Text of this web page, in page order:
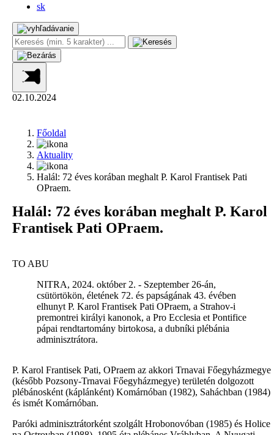
sk
02.10.2024
Főoldal
Aktuality
Halál: 72 éves korában meghalt P. Karol Frantisek Pati
OPraem.
Halál: 72 éves korában meghalt P. Karol
Frantisek Pati OPraem.
TO ABU
NITRA, 2024. október 2. - Szeptember 26-án,
csütörtökön, életének 72. és papságának 43. évében
elhunyt P. Karol Frantisek Pati OPraem, a Strahov-i
premontrei királyi kanonok, a Pro Ecclesia et Pontifice
pápai rendtartomány birtokosa, a dubníki plébánia
adminisztrátora.
P. Karol Frantisek Pati, OPraem az akkori Trnavai Főegyházmegye
(később Pozsony-Trnavai Főegyházmegye) területén dolgozott
plébánosként (káplánként) Komárnóban (1982), Saháchban (1984)
és ismét Komárnóban.
Paróki adminisztrátorként szolgált Hrobonovóban (1985) és Holice